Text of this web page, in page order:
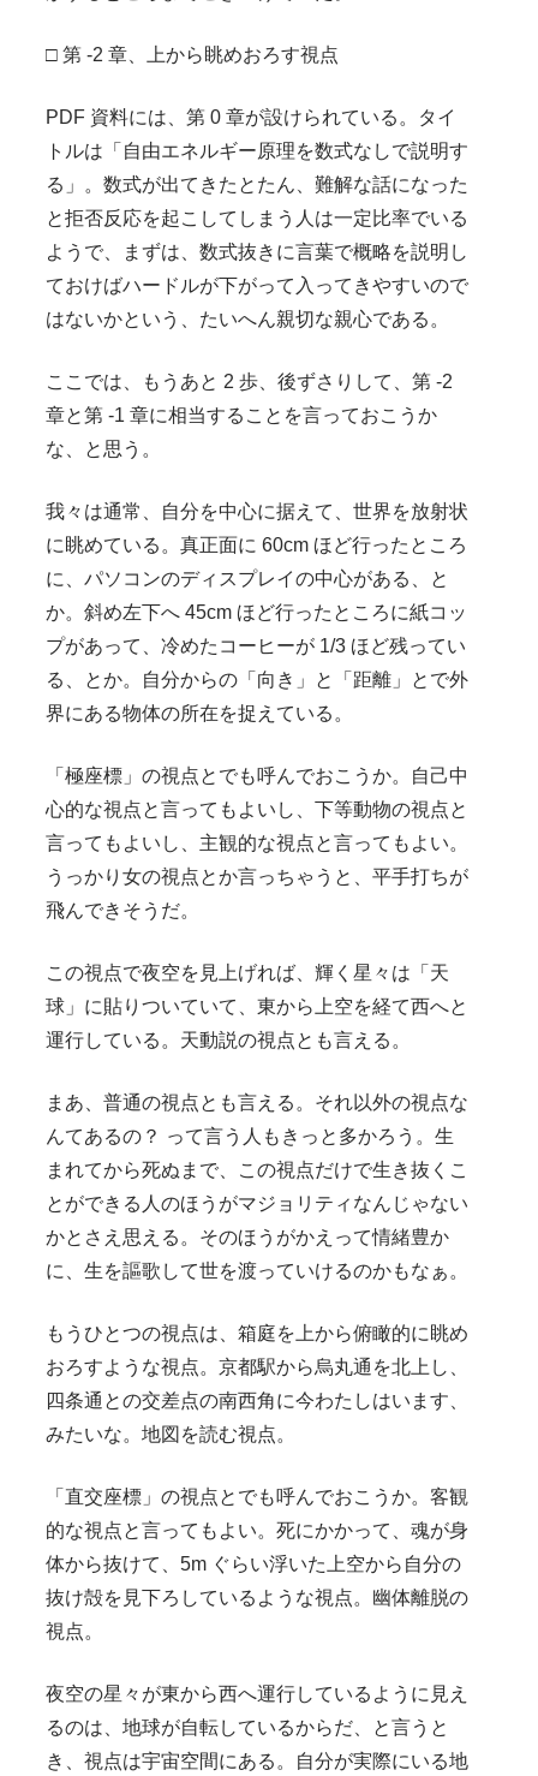
□ 第 -2 章、上から眺めおろす視点
PDF 資料には、第 0 章が設けられている。タイ
トルは「自由エネルギー原理を数式なしで説明す
る」。数式が出てきたとたん、難解な話になった
と拒否反応を起こしてしまう人は一定比率でいる
ようで、まずは、数式抜きに言葉で概略を説明し
ておけばハードルが下がって入ってきやすいので
はないかという、たいへん親切な親心である。
ここでは、もうあと 2 歩、後ずさりして、第 -2
章と第 -1 章に相当することを言っておこうか
な、と思う。
我々は通常、自分を中心に据えて、世界を放射状
に眺めている。真正面に 60cm ほど行ったところ
に、パソコンのディスプレイの中心がある、と
か。斜め左下へ 45cm ほど行ったところに紙コッ
プがあって、冷めたコーヒーが 1/3 ほど残ってい
る、とか。自分からの「向き」と「距離」とで外
界にある物体の所在を捉えている。
「極座標」の視点とでも呼んでおこうか。自己中
心的な視点と言ってもよいし、下等動物の視点と
言ってもよいし、主観的な視点と言ってもよい。
うっかり女の視点とか言っちゃうと、平手打ちが
飛んできそうだ。
この視点で夜空を見上げれば、輝く星々は「天
球」に貼りついていて、東から上空を経て西へと
運行している。天動説の視点とも言える。
まあ、普通の視点とも言える。それ以外の視点な
んてあるの？ って言う人もきっと多かろう。生
まれてから死ぬまで、この視点だけで生き抜くこ
とができる人のほうがマジョリティなんじゃない
かとさえ思える。そのほうがかえって情緒豊か
に、生を謳歌して世を渡っていけるのかもなぁ。
もうひとつの視点は、箱庭を上から俯瞰的に眺め
おろすような視点。京都駅から烏丸通を北上し、
四条通との交差点の南西角に今わたしはいます、
みたいな。地図を読む視点。
「直交座標」の視点とでも呼んでおこうか。客観
的な視点と言ってもよい。死にかかって、魂が身
体から抜けて、5m ぐらい浮いた上空から自分の
抜け殻を見下ろしているような視点。幽体離脱の
視点。
夜空の星々が東から西へ運行しているように見え
るのは、地球が自転しているからだ、と言うと
き、視点は宇宙空間にある。自分が実際にいる地